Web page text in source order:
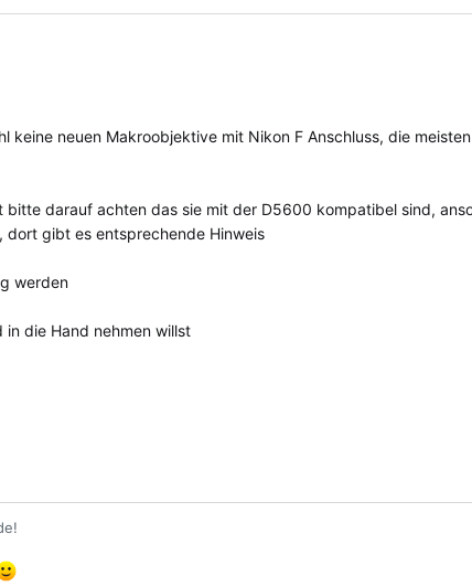
keine neuen Makroobjektive mit Nikon F Anschluss, die
bitte darauf achten das sie mit der D5600 kompatibel sind,
dort gibt es entsprechende Hinweis
werden
in die Hand nehmen willst